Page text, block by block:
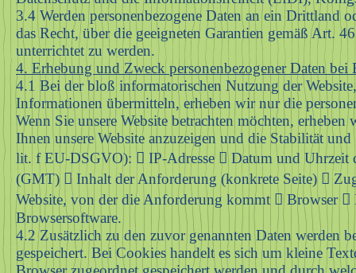
3.4 Werden personenbezogene Daten an ein Drittland
das Recht, über die geeigneten Garantien gemäß Art.
unterrichtet zu werden.
4. Erhebung und Zweck personenbezogener Daten bei
4.1 Bei der bloß informatorischen Nutzung der
Informationen übermitteln, erheben wir nur die
Wenn Sie unsere Website betrachten möchten,
Ihnen unsere Website anzuzeigen und die Stabilität
lit. f EU-DSGVO):  IP-Adresse  Datum und Uhrzeit
(GMT)  Inhalt der Anforderung (konkrete Seite) 
Website, von der die Anforderung kommt  Browser 
Browsersoftware.
4.2 Zusätzlich zu den zuvor genannten Daten werden
gespeichert. Bei Cookies handelt es sich um kleine